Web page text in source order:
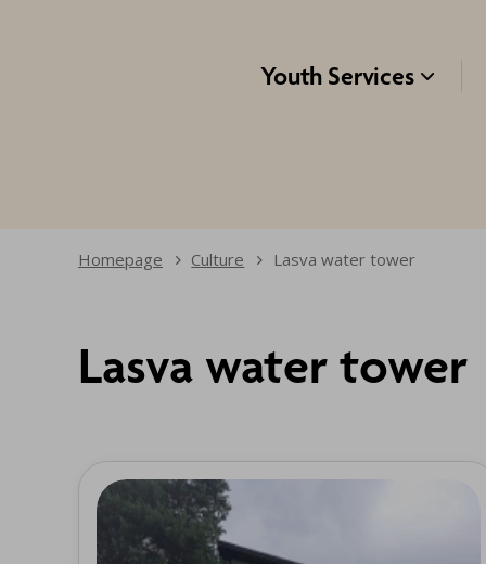
Youth Services 
Homepage Culture Lasva water tower
Lasva water tower